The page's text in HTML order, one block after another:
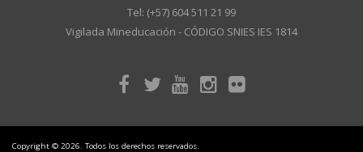
Tel: (+57) 604 511 21 99
Vigilada Mineducación - CÓDIGO SNIES IES 1814
Copyright © 2026. Todos los derechos reservados.